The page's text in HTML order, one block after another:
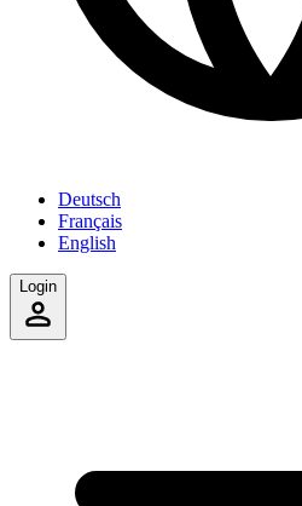
Deutsch
Français
English
Login